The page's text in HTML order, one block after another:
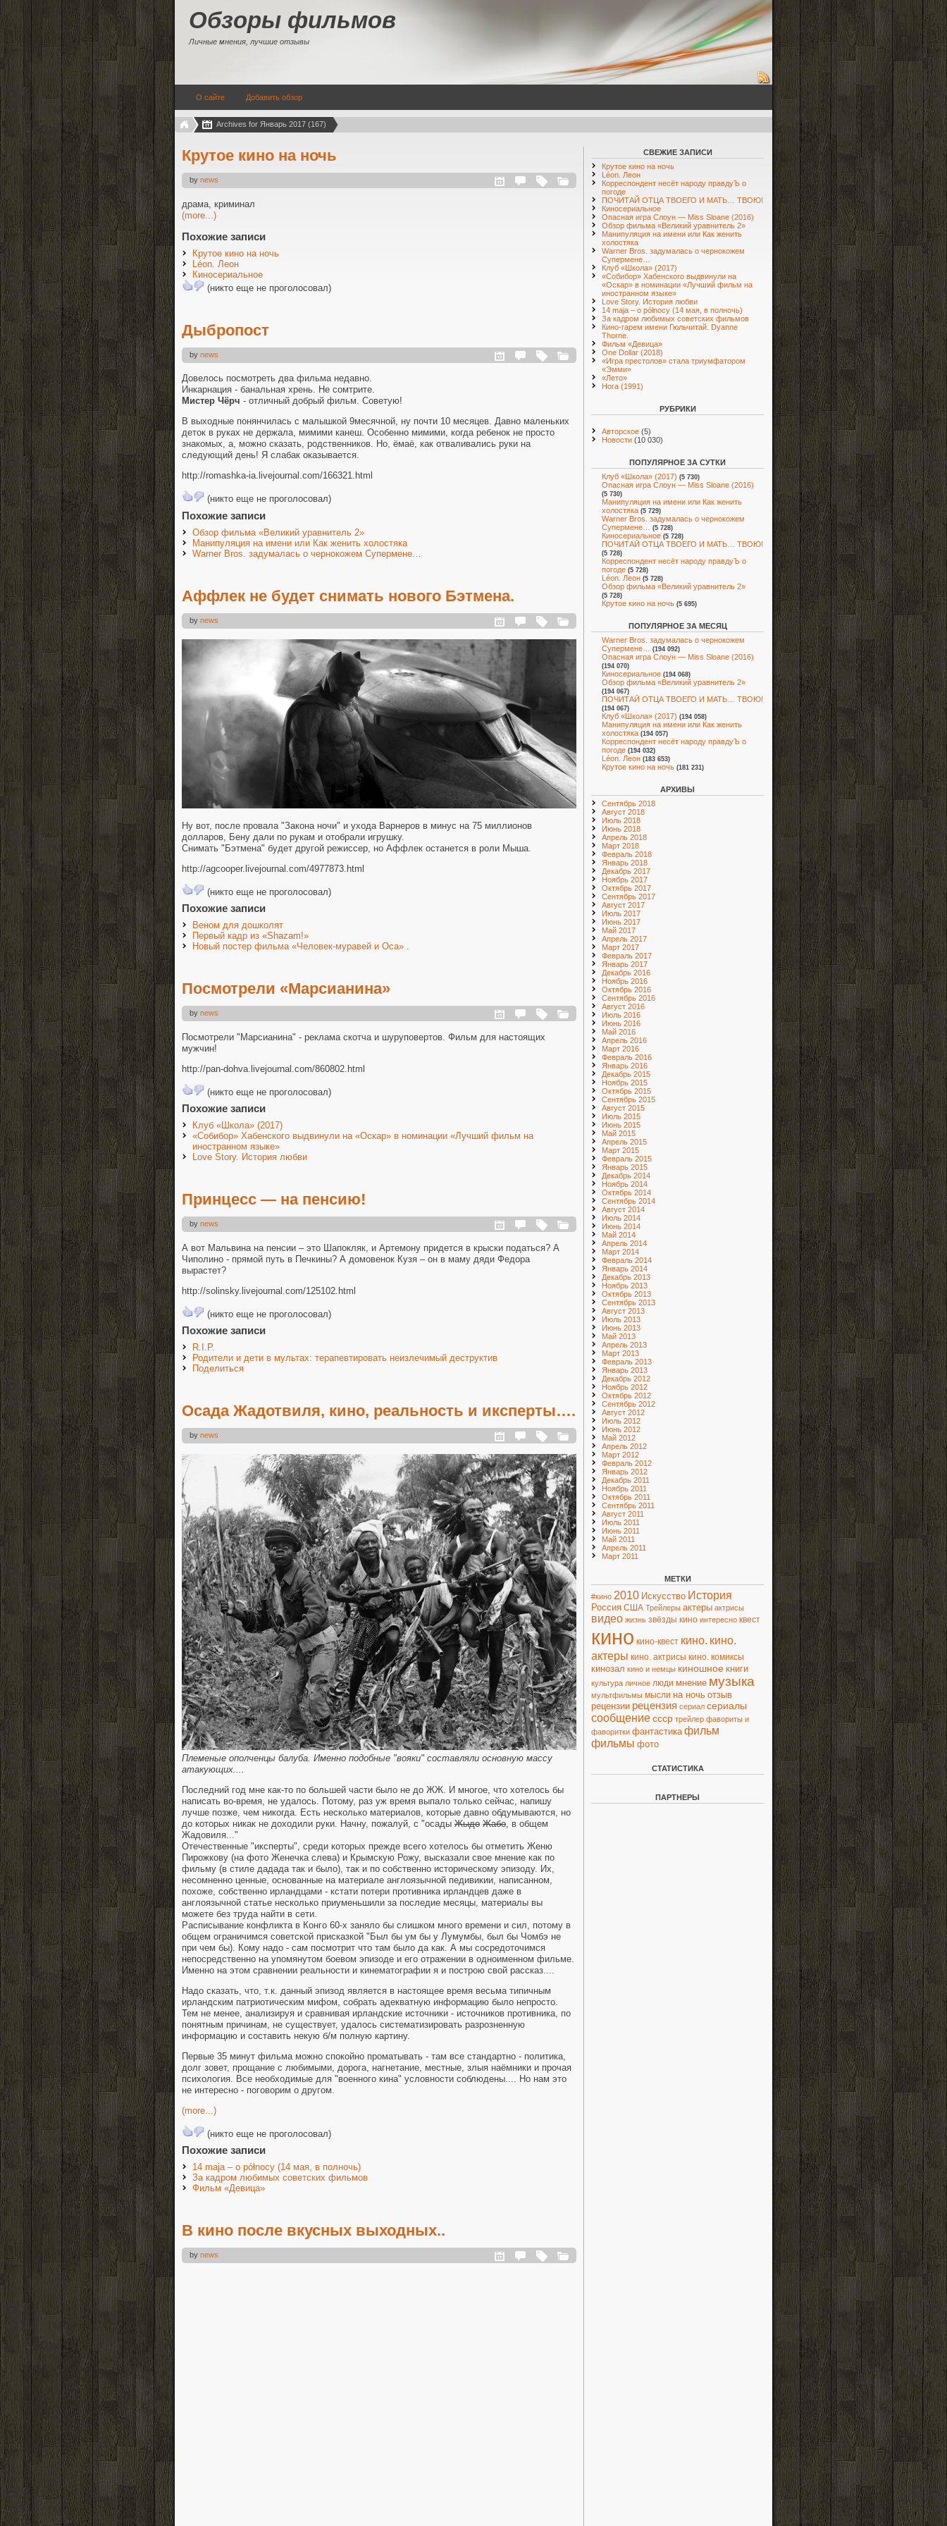
Обзоры фильмов
Личные мнения, лучшие отзывы
О сайте Добавить обзор
Archives for Январь 2017 (167)
Крутое кино на ночь
by news
драма, криминал
(more...)
Похожие записи
Крутое кино на ночь
Léon. Леон
Киносериальное
(никто еще не проголосовал)
Дыбропост
by news
Довелось посмотреть два фильма недавно.
Инкарнация - банальная хрень. Не сомтрите.
Мистер Чёрч - отличный добрый фильм. Советую!
В выходные понянчилась с малышкой 9месячной, ну почти 10 месяцев. Давно маленьких
деток в руках не держала, мимими канеш. Особенно мимими, когда ребенок не просто
знакомых, а, можно сказать, родственников. Но, ёмаё, как отваливались руки на
следующий день! Я слабак оказывается.
http://romashka-ia.livejournal.com/166321.html
(никто еще не проголосовал)
Похожие записи
Обзор фильма «Великий уравнитель 2»
Манипуляция на имени или Как женить холостяка
Warner Bros. задумалась о чернокожем Супермене…
Аффлек не будет снимать нового Бэтмена.
by news
Ну вот, после провала "Закона ночи" и ухода Варнеров в минус на 75 миллионов
долларов, Бену дали по рукам и отобрали игрушку.
Снимать "Бэтмена" будет другой режиссер, но Аффлек останется в роли Мыша.
http://agcooper.livejournal.com/4977873.html
(никто еще не проголосовал)
Похожие записи
Веном для дошколят
Первый кадр из «Shazam!»
Новый постер фильма «Человек-муравей и Оса» .
Посмотрели «Марсианина»
by news
Посмотрели "Марсианина" - реклама скотча и шуруповертов. Фильм для настоящих
мужчин!
http://pan-dohva.livejournal.com/860802.html
(никто еще не проголосовал)
Похожие записи
Клуб «Школа» (2017)
«Собибор» Хабенского выдвинули на «Оскар» в номинации «Лучший фильм на
иностранном языке»
Love Story. История любви
Принцесс — на пенсию!
by news
А вот Мальвина на пенсии – это Шапокляк, и Артемону придется в крыски податься? А
Чиполино - прямой путь в Печкины? А домовенок Кузя – он в маму дяди Федора
вырастет?
http://solinsky.livejournal.com/125102.html
(никто еще не проголосовал)
Похожие записи
R.I.P.
Родители и дети в мультах: терапевтировать неизлечимый деструктив
Поделиться
Осада Жадотвиля, кино, реальность и иксперты….
by news
Племеные ополченцы балуба. Именно подобные "вояки" составляли основную массу
атакующих....
Последний год мне как-то по большей части было не до ЖЖ. И многое, что хотелось бы
написать во-время, не удалось. Потому, раз уж время выпало только сейчас, напишу
лучше позже, чем никогда. Есть несколько материалов, которые давно обдумываются, но
до которых никак не доходили руки. Начну, пожалуй, с "осады Жыдо Жабо , в общем
Жадовиля..."
Отечественные "иксперты", среди которых прежде всего хотелось бы отметить Женю
Пирожкову (на фото Женечка слева) и Крымскую Рожу, высказали свое мнение как по
фильму (в стиле дадада так и было), так и по собственно историческому эпизоду. Их,
несомненно ценные, основанные на материале англоязычной педивикии, написанном,
похоже, собственно ирландцами - кстати потери противника ирландцев даже в
англоязычной статье несколько приуменьшили за последие месяцы, материалы вы
можете без труда найти в сети.
Расписывание конфликта в Конго 60-х заняло бы слишком много времени и сил, потому в
общем ограничимся советской присказкой "Был бы ум бы у Лумумбы, был бы Чомбэ не
при чем бы). Кому надо - сам посмотрит что там было да как. А мы сосредоточимся
непосредственно на упомянутом боевом эпизоде и его отражении в одноименном фильме.
Именно на этом сравнении реальности и кинематографии я и построю свой рассказ....
Надо сказать, что, т.к. данный эпизод является в настоящее время весьма типичным
ирландским патриотическим мифом, собрать адекватную информацию было непросто.
Тем не менее, анализируя и сравнивая ирландские источники - источников противника, по
понятным причинам, не существует, удалось систематизировать разрозненную
информацию и составить некую б/м полную картину.
Первые 35 минут фильма можно спокойно проматывать - там все стандартно - политика,
долг зовет, прощание с любимыми, дорога, нагнетание, местные, злыя наёмники и прочая
психология. Все необходимые для "военного кина" условности соблюдены.... Но нам это
не интересно - поговорим о другом.
(more...)
(никто еще не проголосовал)
Похожие записи
14 maja – o północy (14 мая, в полночь)
За кадром любимых советских фильмов
Фильм «Девица»
В кино после вкусных выходных..
by news
СВЕЖИЕ ЗАПИСИ
Крутое кино на ночь
Léon. Леон
Корреспондент несёт народу правдуЪ о
погоде
ПОЧИТАЙ ОТЦА ТВОЕГО И МАТЬ… ТВОЮ!
Киносериальное
Опасная игра Слоун — Miss Sloane (2016)
Обзор фильма «Великий уравнитель 2»
Манипуляция на имени или Как женить
холостяка
Warner Bros. задумалась о чернокожем
Супермене…
Клуб «Школа» (2017)
«Собибор» Хабенского выдвинули на
«Оскар» в номинации «Лучший фильм на
иностранном языке»
Love Story. История любви
14 maja – o północy (14 мая, в полночь)
За кадром любимых советских фильмов
Кино-гарем имени Гюльчитай. Dyanne
Thorne.
Фильм «Девица»
One Dollar (2018)
«Игра престолов» стала триумфатором
«Эмми»
«Лето»
Нога (1991)
РУБРИКИ
Авторское (5)
Новости (10 030)
ПОПУЛЯРНОЕ ЗА СУТКИ
Клуб «Школа» (2017) (5 730)
Опасная игра Слоун — Miss Sloane (2016)
(5 730)
Манипуляция на имени или Как женить
холостяка (5 729)
Warner Bros. задумалась о чернокожем
Супермене…
(5 728)
Киносериальное (5 728)
ПОЧИТАЙ ОТЦА ТВОЕГО И МАТЬ… ТВОЮ!
(5 728)
Корреспондент несёт народу правдуЪ о
погоде (5 728)
Léon. Леон (5 728)
Обзор фильма «Великий уравнитель 2»
(5 728)
Крутое кино на ночь (5 695)
ПОПУЛЯРНОЕ ЗА МЕСЯЦ
Warner Bros. задумалась о чернокожем
Супермене…
(194 092)
Опасная игра Слоун — Miss Sloane (2016)
(194 070)
Киносериальное (194 068)
Обзор фильма «Великий уравнитель 2»
(194 067)
ПОЧИТАЙ ОТЦА ТВОЕГО И МАТЬ… ТВОЮ!
(194 067)
Клуб «Школа» (2017) (194 058)
Манипуляция на имени или Как женить
холостяка (194 057)
Корреспондент несёт народу правдуЪ о
погоде (194 032)
Léon. Леон (183 653)
Крутое кино на ночь (181 231)
АРХИВЫ
Сентябрь 2018
Август 2018
Июль 2018
Июнь 2018
Апрель 2018
Март 2018
Февраль 2018
Январь 2018
Декабрь 2017
Ноябрь 2017
Октябрь 2017
Сентябрь 2017
Август 2017
Июль 2017
Июнь 2017
Май 2017
Апрель 2017
Март 2017
Февраль 2017
Январь 2017
Декабрь 2016
Ноябрь 2016
Октябрь 2016
Сентябрь 2016
Август 2016
Июль 2016
Июнь 2016
Май 2016
Апрель 2016
Март 2016
Февраль 2016
Январь 2016
Декабрь 2015
Ноябрь 2015
Октябрь 2015
Сентябрь 2015
Август 2015
Июль 2015
Июнь 2015
Май 2015
Апрель 2015
Март 2015
Февраль 2015
Январь 2015
Декабрь 2014
Ноябрь 2014
Октябрь 2014
Сентябрь 2014
Август 2014
Июль 2014
Июнь 2014
Май 2014
Апрель 2014
Март 2014
Февраль 2014
Январь 2014
Декабрь 2013
Ноябрь 2013
Октябрь 2013
Сентябрь 2013
Август 2013
Июль 2013
Июнь 2013
Май 2013
Апрель 2013
Март 2013
Февраль 2013
Январь 2013
Декабрь 2012
Ноябрь 2012
Октябрь 2012
Сентябрь 2012
Август 2012
Июль 2012
Июнь 2012
Май 2012
Апрель 2012
Март 2012
Февраль 2012
Январь 2012
Декабрь 2011
Ноябрь 2011
Октябрь 2011
Сентябрь 2011
Август 2011
Июль 2011
Июнь 2011
Май 2011
Апрель 2011
Март 2011
МЕТКИ
#кино 2010 Искусство История
Россия США Трейлеры актеры актрисы
видео жизнь звёзды кино интересно квест
кино кино-квест кино. кино.
актеры кино. актрисы кино. комиксы
кинозал кино и немцы киношное книги
культура личное люди мнение музыка
мультфильмы мысли на ночь отзыв
рецензии рецензия сериал сериалы
сообщение ссср трейлер фавориты и
фаворитки фантастика фильм
фильмы фото
СТАТИСТИКА
ПАРТНЕРЫ